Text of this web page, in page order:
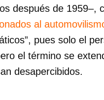
después de 1959–,
al
pues solo el
el término se
desapercibidos.